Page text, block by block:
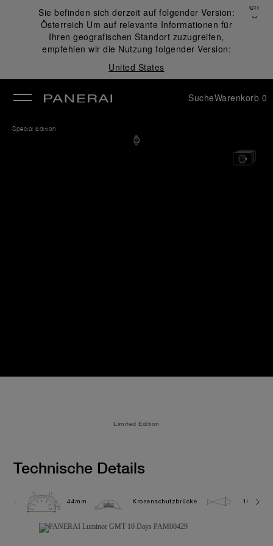
Sie befinden sich derzeit auf folgender Version:
Österreich Um auf relevante Informationen für
Ihren geografischen Standort zuzugreifen,
empfehlen wir die Nutzung folgender Version:
United States
Schließen
✕
SucheWarenkorb 0
Special Edition
Limited Edition
Technische Details
44mm Kronenschutzbrücke 10.0 bar